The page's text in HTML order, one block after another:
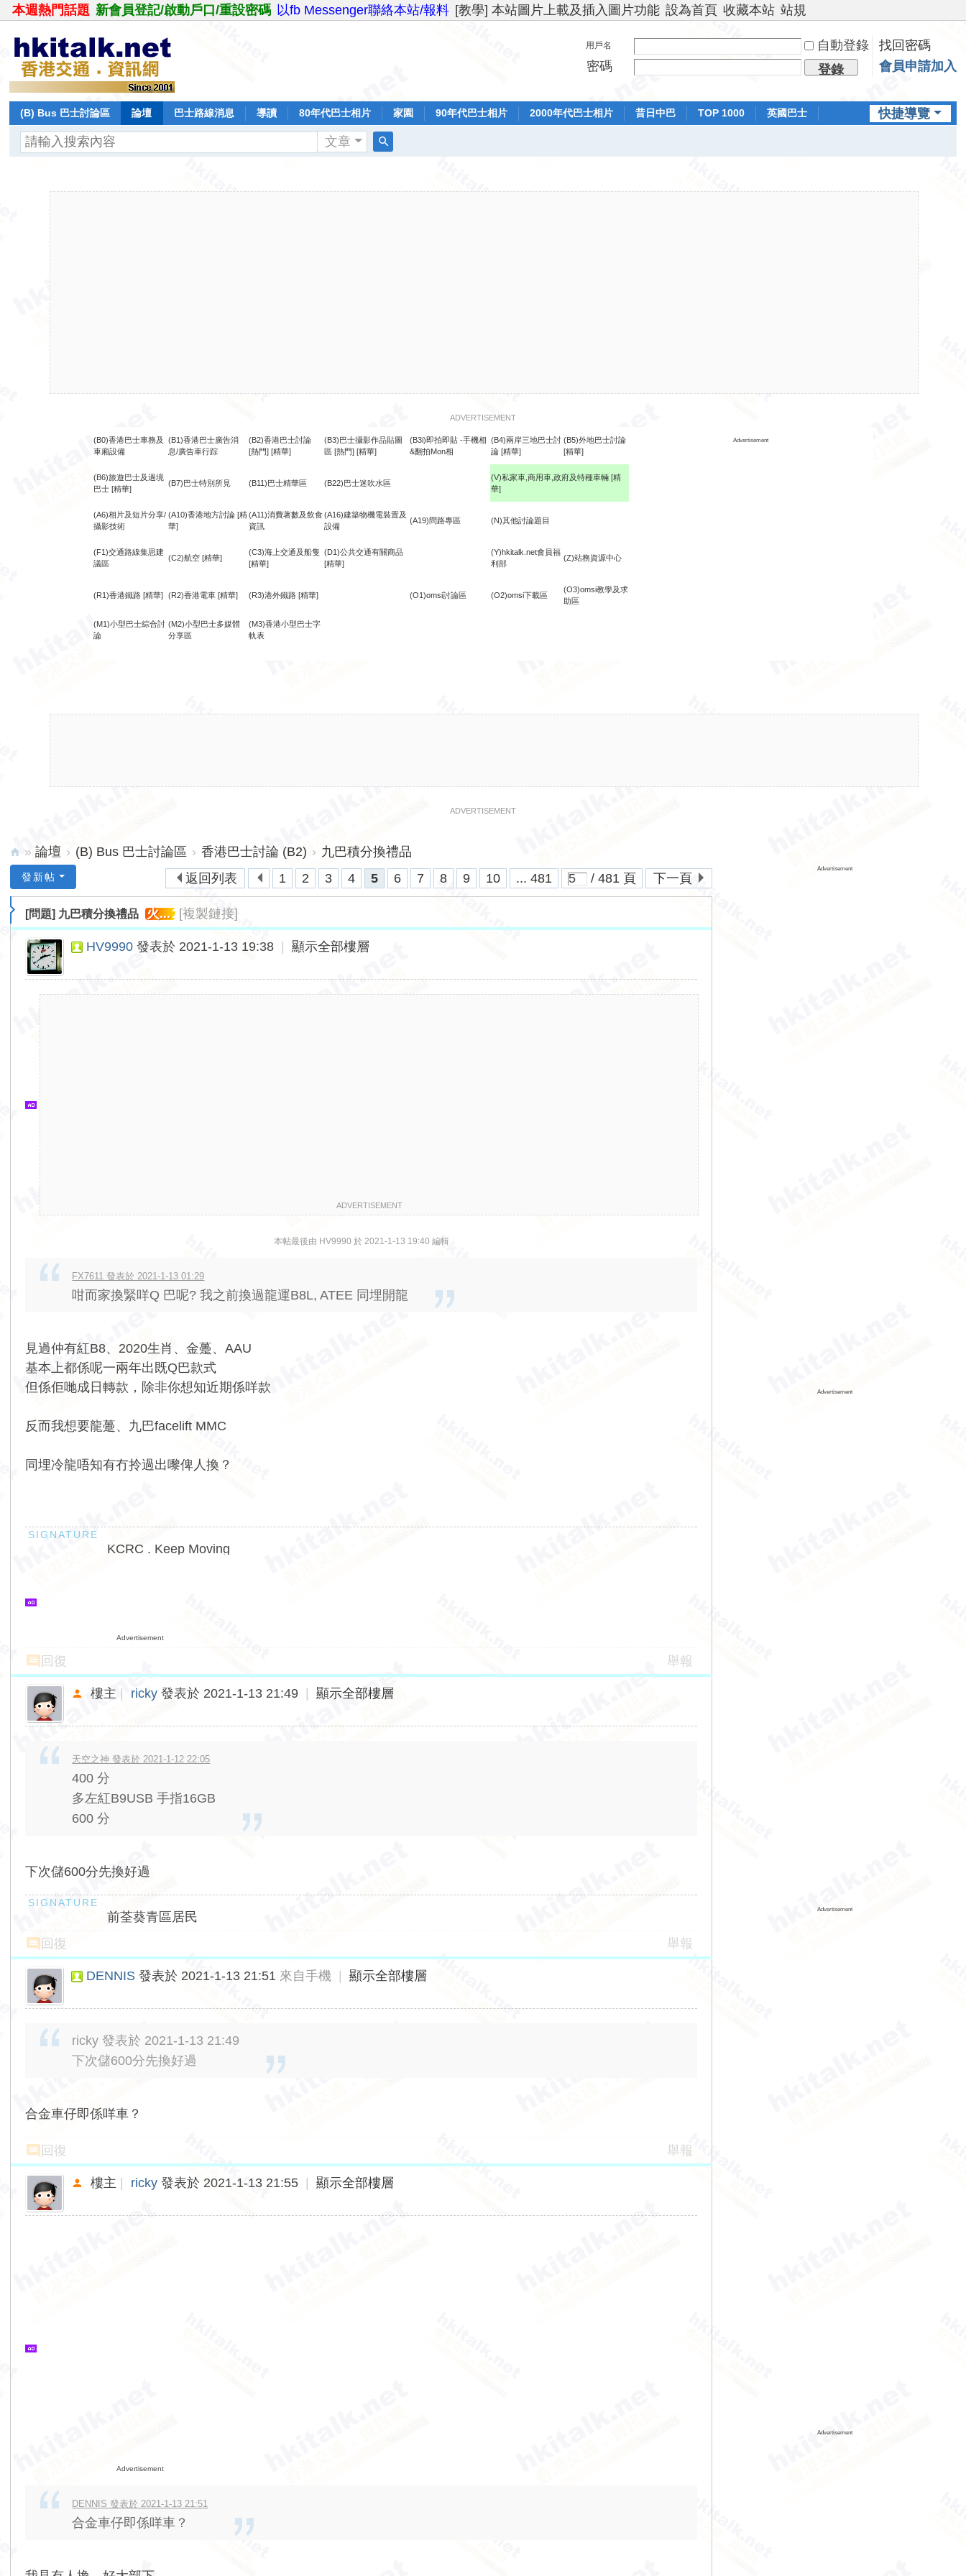
本週熱門話題 新會員登記/啟動戶口/重設密碼 以fb Messenger聯絡本站/報料 [教學] 本站圖片上載及插入圖片功能 設為首頁 收藏本站 站規
用戶名 自動登錄
找回密碼
密碼
登錄 會員申請加入
快捷導覽
(B) Bus 巴士討論區 論壇 巴士路線消息 導讀 80年代巴士相片 家園 90年代巴士相片 2000年代巴士相片 昔日中巴 TOP 1000
英國巴士
文章
ADVERTISEMENT
(B0)香港巴士車務及
車廂設備
(B1)香港巴士廣告消
息/廣告車行踪
(B2)香港巴士討論
[熱門] [精華]
(B3)巴士攝影作品貼圖
區 [熱門] [精華]
(B3i)即拍即貼 -手機相
&翻拍Mon相
(B4)兩岸三地巴士討
論 [精華]
(B5)外地巴士討論
[精華]
Advertisement
(B6)旅遊巴士及過境
巴士 [精華]
(B7)巴士特別所見 (B11)巴士精華區 (B22)巴士迷吹水區
(V)私家車,商用車,政府及特種車輛 [精
華]
(A6)相片及短片分享/
攝影技術
(A10)香港地方討論 [精
華]
(A11)消費著數及飲食
資訊
(A16)建築物機電裝置及
設備
(A19)問路專區 (N)其他討論題目
(F1)交通路線集思建
議區
(C2)航空 [精華]
(C3)海上交通及船隻
[精華]
(D1)公共交通有關商品
[精華]
(Y)hkitalk.net會員福
利部
(Z)站務資源中心
(R1)香港鐵路 [精華] (R2)香港電車 [精華] (R3)港外鐵路 [精華] (O1)omsi討論區 (O2)omsi下載區
(O3)omsi教學及求
助區
(M1)小型巴士綜合討
論
(M2)小型巴士多媒體
分享區
(M3)香港小型巴士字
軌表
ADVERTISEMENT
lk.
» 論壇 › (B) Bus 巴士討論區 › 香港巴士討論 (B2) › 九巴積分換禮品
1
2 3 4 5 6 7 8 9 10 ... 481 / 481 頁 下一頁
返回列表
發新帖
[問題] 九巴積分換禮品 火... [複製鏈接]
HV9990 發表於 2021-1-13 19:38 顯示全部樓層
ADVERTISEMENT
本帖最後由 HV9990 於 2021-1-13 19:40 編輯
FX7611 發表於 2021-1-13 01:29
咁而家換緊咩Q 巴呢? 我之前換過龍運B8L, ATEE 同埋開龍
見過仲有紅B8、2020生肖、金躉、AAU
基本上都係呢一兩年出既Q巴款式
但係佢哋成日轉款，除非你想知近期係咩款
反而我想要龍躉、九巴facelift MMC
同埋冷龍唔知有冇拎過出嚟俾人換？
KCRC . Keep Moving
Advertisement
回復 舉報
樓主 ricky 發表於 2021-1-13 21:49 顯示全部樓層
天空之神 發表於 2021-1-12 22:05
400 分
多左紅B9USB 手指16GB
600 分
下次儲600分先換好過
前荃葵青區居民
回復
舉報
DENNIS 發表於 2021-1-13 21:51 來自手機 顯示全部樓層
ricky 發表於 2021-1-13 21:49
下次儲600分先換好過
合金車仔即係咩車？
回復 舉報
樓主 ricky 發表於 2021-1-13 21:55 顯示全部樓層
Advertisement
DENNIS 發表於 2021-1-13 21:51
合金車仔即係咩車？
Advertisement
Advertisement
Advertisement
Advertisement